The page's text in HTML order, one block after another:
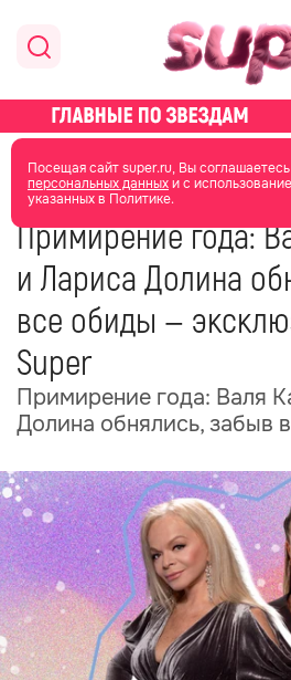
Посещая сайт super.ru, Вы
персональных данныхи с
указанных в Политике.
главная новости о звездах
30 января 2023 14:07
Примирение года:
и Лариса Долина
все обиды —
Super
Примирение года: Валя
Долина обнялись, забыв